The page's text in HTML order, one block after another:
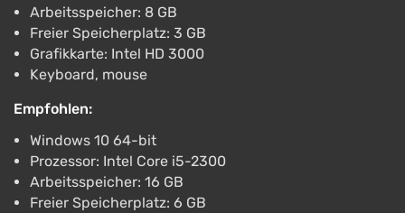
Arbeitsspeicher: 8 GB
Freier Speicherplatz: 3 GB
Grafikkarte: Intel HD 3000
Keyboard, mouse
Empfohlen:
Windows 10 64-bit
Prozessor: Intel Core i5-2300
Arbeitsspeicher: 16 GB
Freier Speicherplatz: 6 GB